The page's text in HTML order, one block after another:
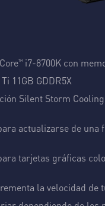
Core™i7-8700K con
11GB GDDR5X
Silent Storm Cooling
actualizarse de una
tarjetas gráficas
la velocidad de